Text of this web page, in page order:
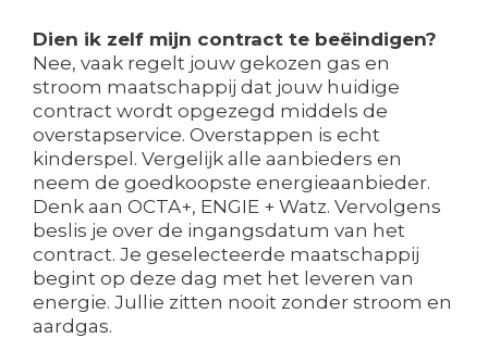
Dien ik zelf mijn contract te beëindigen?
Nee, vaak regelt jouw gekozen gas en
stroom maatschappij dat jouw huidige
contract wordt opgezegd middels de
overstapservice. Overstappen is echt
kinderspel. Vergelijk alle aanbieders en
neem de goedkoopste energieaanbieder.
Denk aan OCTA+, ENGIE + Watz. Vervolgens
beslis je over de ingangsdatum van het
contract. Je geselecteerde maatschappij
begint op deze dag met het leveren van
energie. Jullie zitten nooit zonder stroom en
aardgas.